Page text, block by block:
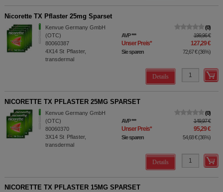
Nicorette TX Pflaster 25mg Sparset
Kenvue Germany GmbH
(OTC)
80060387
4X14 St Pflaster,
transdermal
0
AVP*** 199,96 €
Unser Preis* 127,29 €
Sie sparen 72,67 €(36%)
Details
NICORETTE TX PFLASTER 25MG SPARSET
Kenvue Germany GmbH
(OTC)
80060370
3X14 St
Pflaster,
transdermal
0
AVP*** 149,97 €
Unser Preis* 95,29 €
Sie sparen 54,68 €(36%)
Details
NICORETTE TX PFLASTER 15MG SPARSET